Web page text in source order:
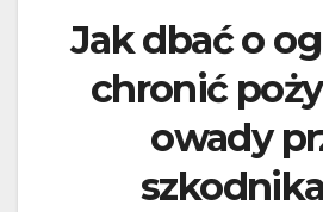
Jak dbać o
chronić
owady